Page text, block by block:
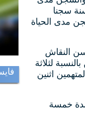
سنة سجن لعبد العزيز الدغسني والسجن مدى الحياة مع 32 سنة سجنا
والسجن مدى الحياة
بكار والسجن 46 سنة لبلحسن النقاش
والسجن بالنسبة لثلاثة
مدة 12 سنة والسجن لمتهمين اثنين
خمسة